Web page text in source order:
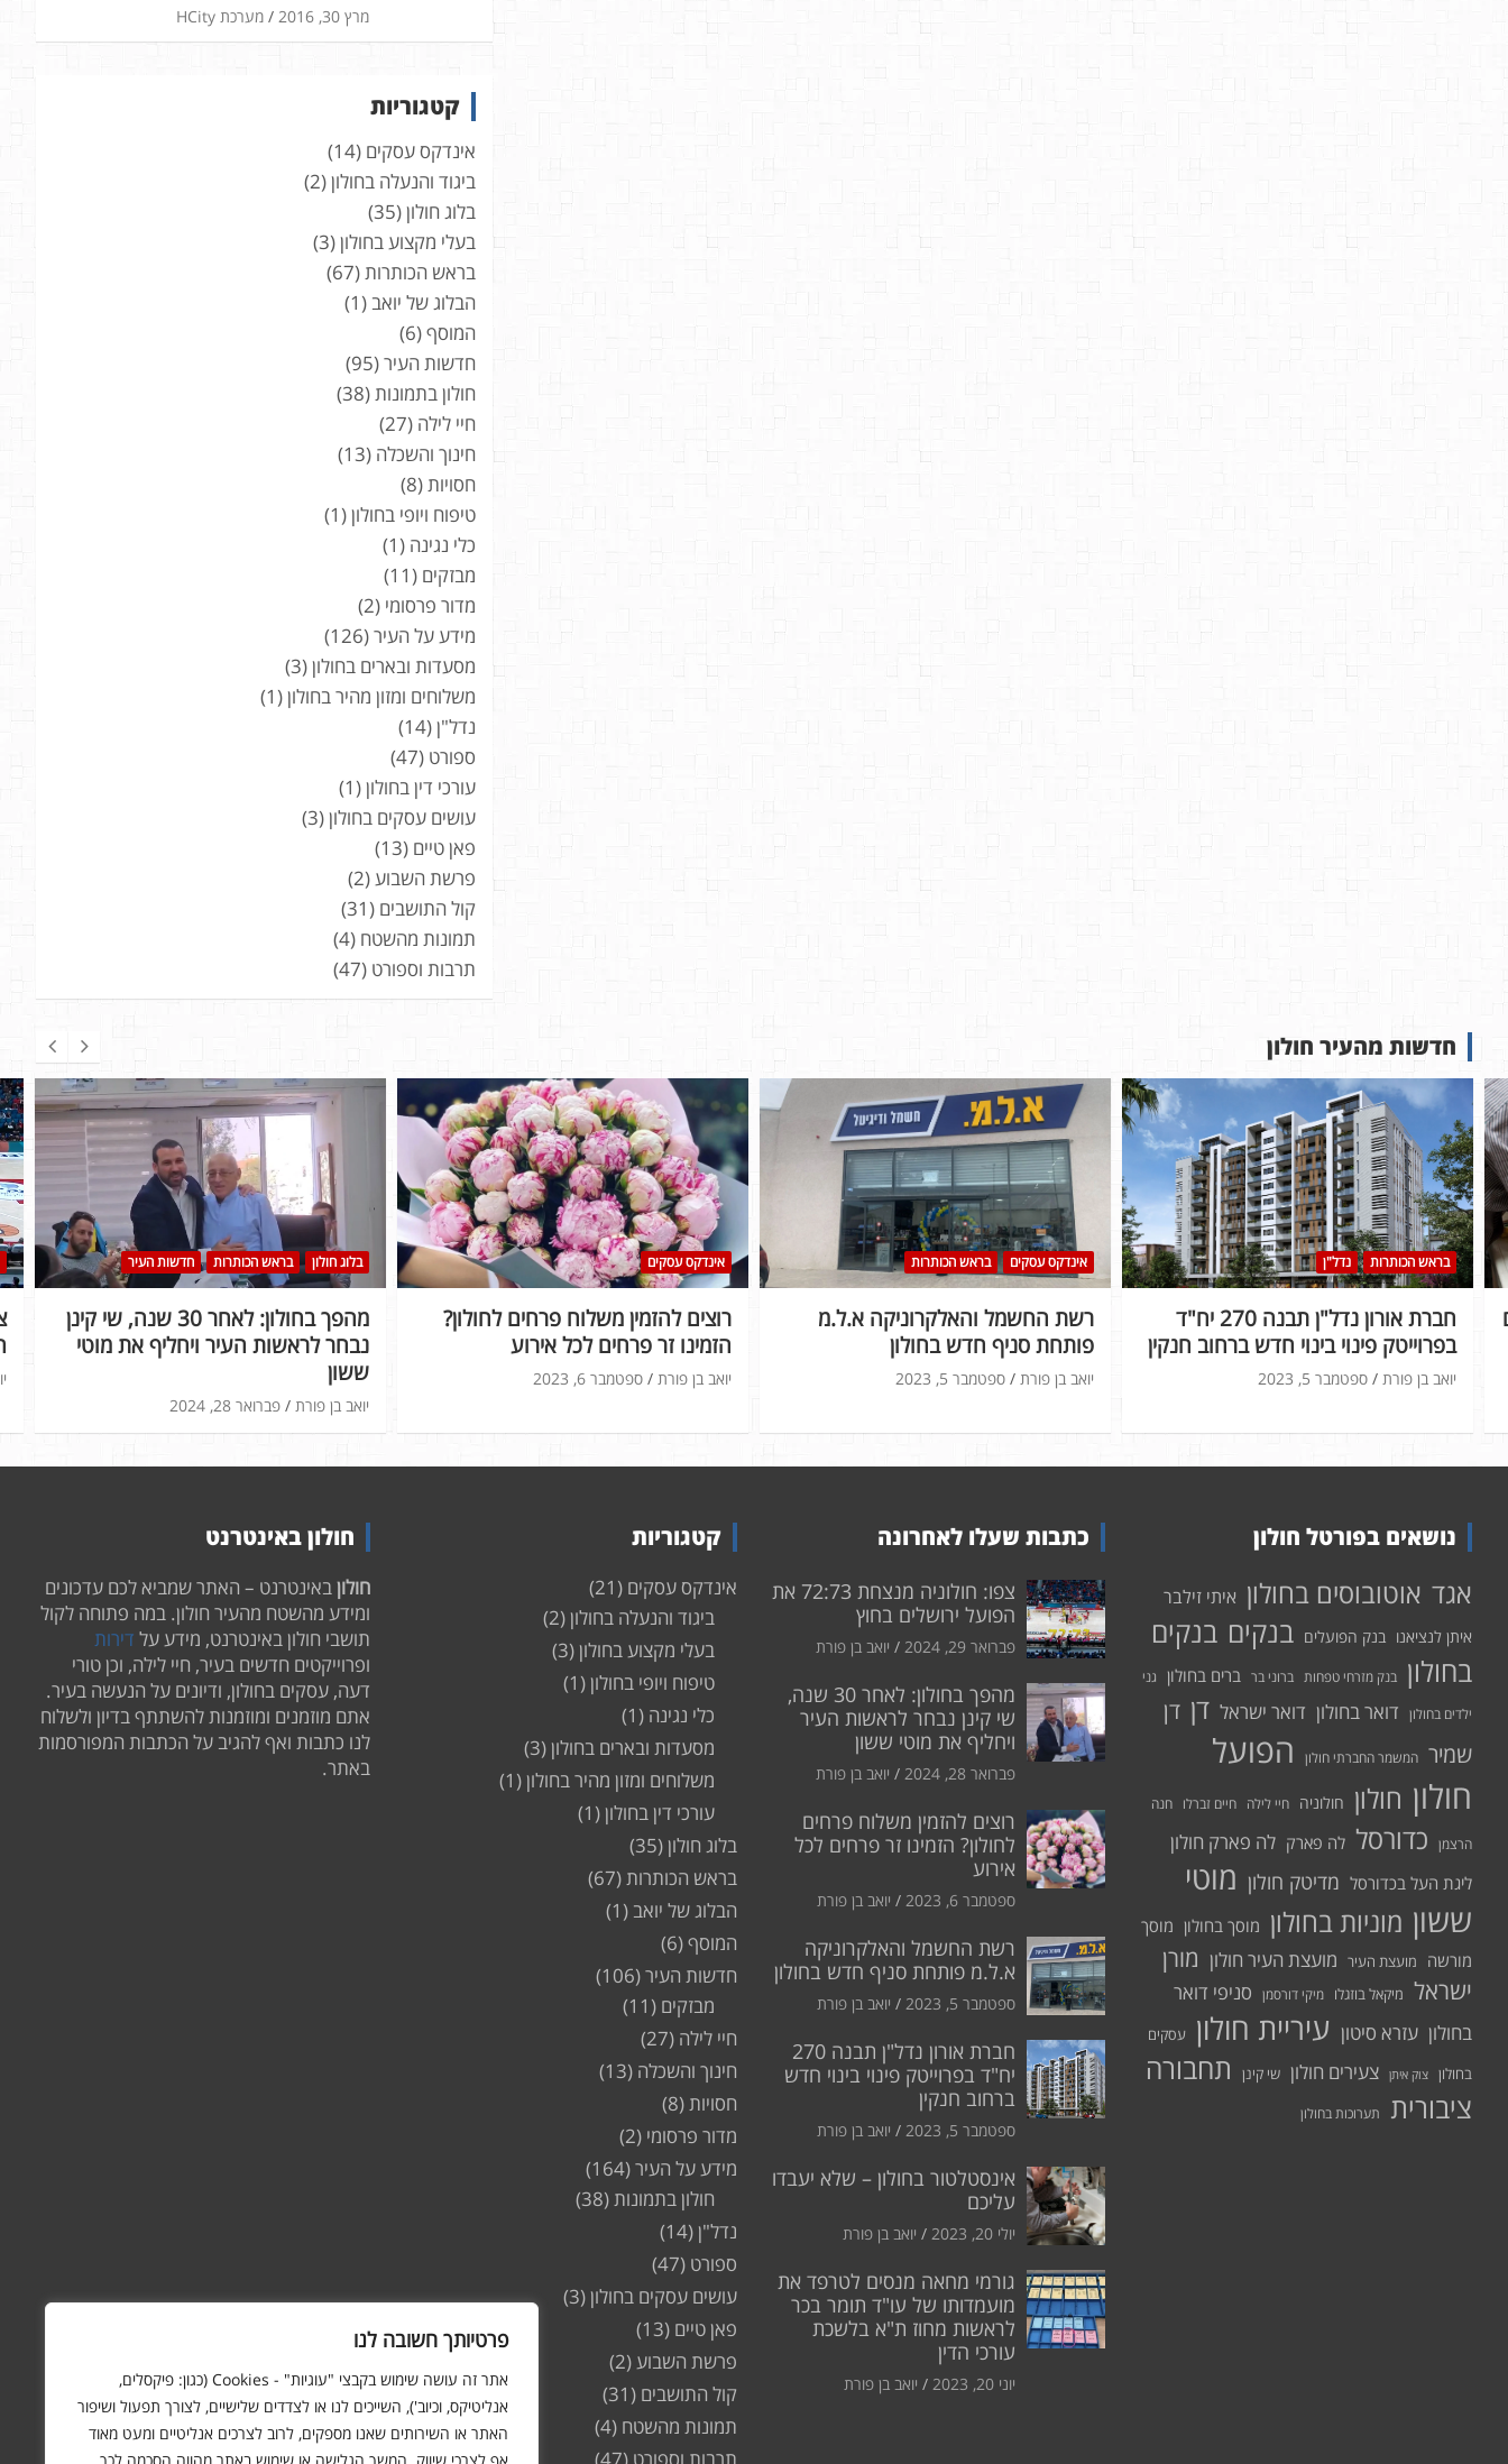
פרטיותך חשובה לנו
אתר זה עושה שימוש בקבצי "עוגיות" - Cookies (כגון: פיקסלים,
אנליטיקס, וכיוב'), השייכים לנו או לצדדים שלישיים, לצורך תפעול ושיפור
האתר או השירותים שאנו מספקים, לרוב לצרכים אנליטיים ומעט מאוד
מרץ 30, 2016 מערכת HCity
קטגוריות
אינדקס עסקים (14)
ביגוד והנעלה בחולון(2)
בלוג חולון(35)
בעלי מקצוע בחולון(3)
בראש הכותרות (67)
הבלוג של יואב (1)
המוסף(6)
חדשות העיר(95)
חולון בתמונות (38)
חיי לילה (27)
חינוך והשכלה (13)
חסויות (8)
טיפוח ויופי בחולון(1)
כלי נגינה (1)
מבזקים (11)
מדור פרסומי (2)
מידע על העיר(126)
מסעדות ובארים בחולון(3)
משלוחים ומזון מהיר בחולון(1)
נדל"ן(14)
ספורט (47)
עורכי דין בחולון(1)
עושים עסקים בחולון(3)
פאן טיים (13)
פרשת השבוע (2)
קול התושבים (31)
תמונות מהשטח (4)
תרבות וספורט (47)
חדשות מהעיר חולון
בלוג חולון בראש הכותרות חדשות העיר
מהפך בחולון: לאחר 30 שנה, שי קינן
נבחר לראשות העיר ויחליף את מוטי
ששון
פברואר 28, 2024 יואב בן פורת
אינדקס עסקים
רוצים להזמין משלוח פרחים לחולון?
הזמינו זר פרחים לכל אירוע
ספטמבר 6, 2023 יואב בן פורת
אינדקס עסקים בראש הכותרות
רשת החשמל והאלקרוניקה א.ל.מ
פותחת סניף חדש בחולון
ספטמבר 5, 2023 יואב בן פורת
בראש הכותרות נדל"ן
חברת אורון נדל"ן תבנה 270 יח"ד
בפרוייטק פינוי בינוי חדש ברחוב חנקין
ספטמבר 5, 2023 יואב בן פורת
נושאים בפורטל חולון
אגד אוטובוסים בחולון איתי זילבר
איתן לנציאנו בנק הפועלים בנקים בנקים
בחולון בנק מזרחי טפחות ברוני בר ברים בחולון גני
ילדים בחולון דואר בחולון דואר ישראל דן דן
שמיר המשמר החברתי חולון
הפועל
חולון חולון חולוניה חיי לילה חיים זברלו חנה
הרצמן כדורסל לה פארק לה פארק חולון
ליגת העל בכדורסל מדיטק חולון מוטי
ששון מוניות בחולון מוסך בחולון מוסך
מורשה
מועצת העיר מועצת העיר חולון מורן
ישראל מיקאל בוזגלו מיקי דורסמן סניפי דואר
בחולון עזרא סיטון עיריית חולון עסקים
בחולון
צוק איתן צעירים חולון שי קינן
תחבורה
ציבורית
תערוכות בחולון
כתבות שעלו לאחרונה
צפו: חולוניה מנצחת 72:73 את
הפועל ירושלים בחוץ
פברואר 29, 2024 יואב בן פורת
מהפך בחולון: לאחר 30 שנה,
שי קינן נבחר לראשות העיר
ויחליף את מוטי ששון
פברואר 28, 2024 יואב בן פורת
רוצים להזמין משלוח פרחים
לחולון? הזמינו זר פרחים לכל
אירוע
ספטמבר 6, 2023 יואב בן פורת
רשת החשמל והאלקרוניקה
א.ל.מ פותחת סניף חדש בחולון
ספטמבר 5, 2023 יואב בן פורת
חברת אורון נדל"ן תבנה 270
יח"ד בפרוייטק פינוי בינוי חדש
ברחוב חנקין
ספטמבר 5, 2023 יואב בן פורת
אינסטלטור בחולון – שלא יעבדו
עליכם
יולי 20, 2023 יואב בן פורת
גורמי מחאה מנסים לטרפד את
מועמדותו של עו"ד תומר בכר
לראשות מחוז ת"א בלשכת
עורכי הדין
יוני 20, 2023 יואב בן פורת
קטגוריות
אינדקס עסקים (21)
ביגוד והנעלה בחולון(2)
בעלי מקצוע בחולון(3)
טיפוח ויופי בחולון(1)
כלי נגינה (1)
מסעדות ובארים בחולון(3)
משלוחים ומזון מהיר בחולון(1)
עורכי דין בחולון(1)
בלוג חולון(35)
בראש הכותרות(67)
הבלוג של יואב (1)
המוסף(6)
חדשות העיר(106)
מבזקים (11)
חיי לילה (27)
חינוך והשכלה (13)
חסויות(8)
מדור פרסומי (2)
מידע על העיר(164)
חולון בתמונות(38)
נדל"ן(14)
ספורט (47)
עושים עסקים בחולון(3)
פאן טיים (13)
פרשת השבוע(2)
קול התושבים (31)
תמונות מהשטח (4)
חולון באינטרנט
חולוןבאינטרנט – האתר שמביא לכם עדכונים
ומידע מהשטח מהעיר חולון. במה פתוחה לקול
תושבי חולון באינטרנט, מידע על דירות
ופרוייקטים חדשים בעיר, חיי לילה, וכן טורי
דעה, עסקים בחולון, ודיונים על הנעשה בעיר.
אתם מוזמנים ומוזמנות להשתתף בדיון ולשלוח
לנו כתבות ואף להגיב על הכתבות המפורסמות
באתר.